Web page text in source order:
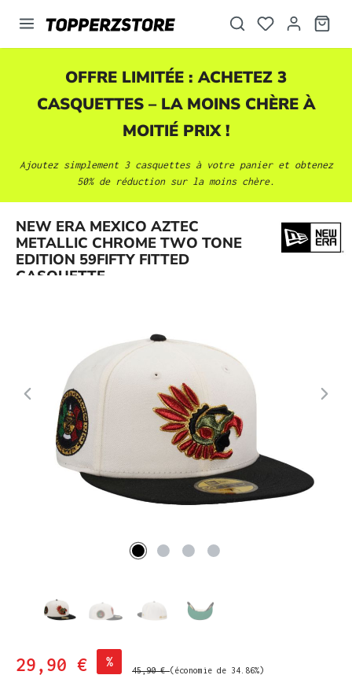
principal
OFFRE LIMITÉE : ACHETEZ 3
CASQUETTES – LA MOINS CHÈRE À
MOITIÉ PRIX !
Ajoutez simplement 3 casquettesà votre panier et obtenez
50% de réduction sur la moins chère.
NEW ERA MEXICO AZTEC
METALLIC CHROME TWO TONE
EDITION 59FIFTY FITTED
CASQUETTE
Ignorer la galerie d'images
29,90 € %
45,90 €(économie de 34.86%)